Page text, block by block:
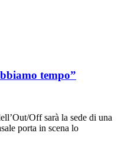
tempo”
Off sarà la sede di una
porta in scena lo